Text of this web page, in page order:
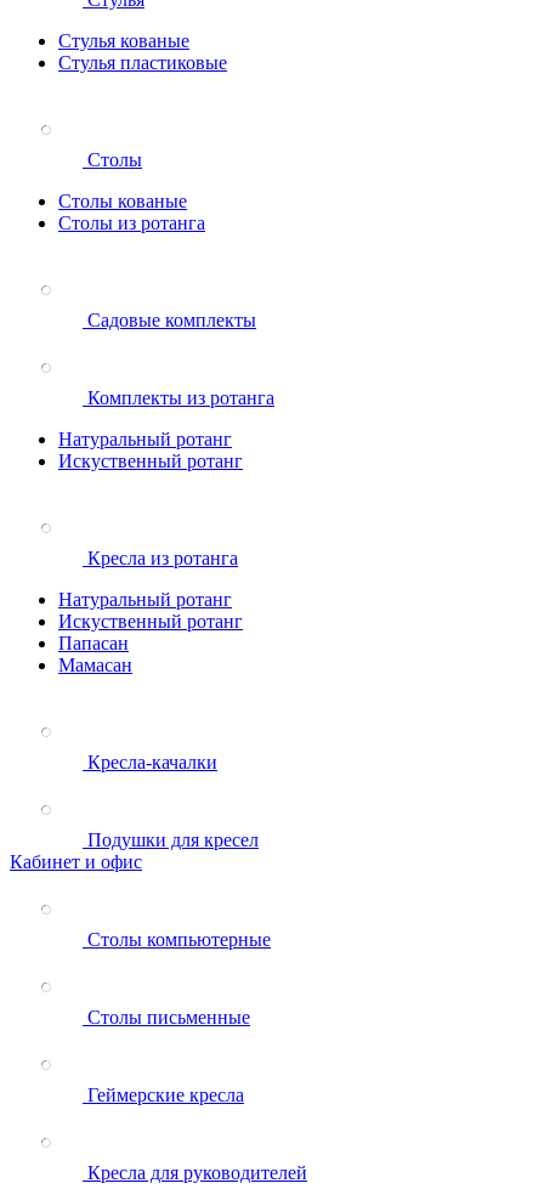
Стулья кованые
Стулья пластиковые
Столы
Столы кованые
Столы из ротанга
Садовые комплекты
Комплекты из ротанга
Натуральный ротанг
Искуственный ротанг
Кресла из ротанга
Натуральный ротанг
Искуственный ротанг
Папасан
Мамасан
Кресла-качалки
Подушки для кресел
Кабинет и офис
Столы компьютерные
Столы письменные
Геймерские кресла
Кресла для руководителей